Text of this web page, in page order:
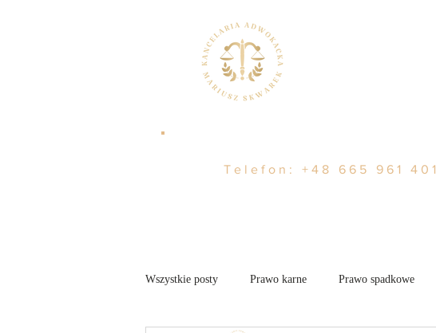
Telefon: +48 665 961 401
Wszystkie posty Prawo karne Prawo spadkowe